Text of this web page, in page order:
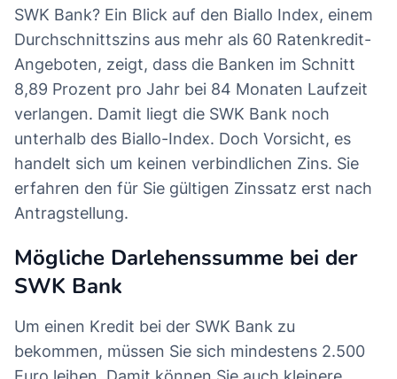
SWK Bank? Ein Blick auf den Biallo Index, einem
Durchschnittszins aus mehr als 60 Ratenkredit-
Angeboten, zeigt, dass die Banken im Schnitt
8,89 Prozent pro Jahr bei 84 Monaten Laufzeit
verlangen. Damit liegt die SWK Bank noch
unterhalb des Biallo-Index. Doch Vorsicht, es
handelt sich um keinen verbindlichen Zins. Sie
erfahren den für Sie gültigen Zinssatz erst nach
Antragstellung.
Mögliche Darlehenssumme bei der
SWK Bank
Um einen Kredit bei der SWK Bank zu
bekommen, müssen Sie sich mindestens 2.500